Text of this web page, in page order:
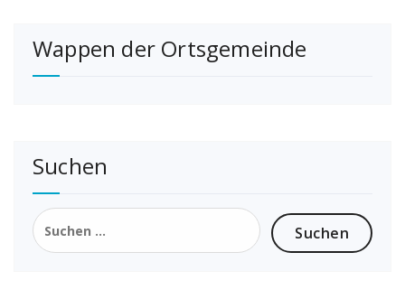
Wappen der Ortsgemeinde
Suchen
Suchen
nach: